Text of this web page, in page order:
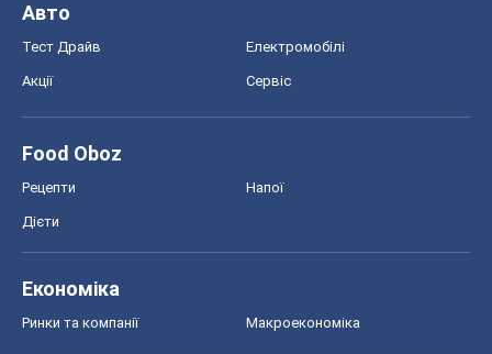
Авто
Тест Драйв Електромобілі
Акції Сервіс
Food Oboz
Рецепти Напої
Дієти
Економіка
Ринки та компанії Макроекономіка